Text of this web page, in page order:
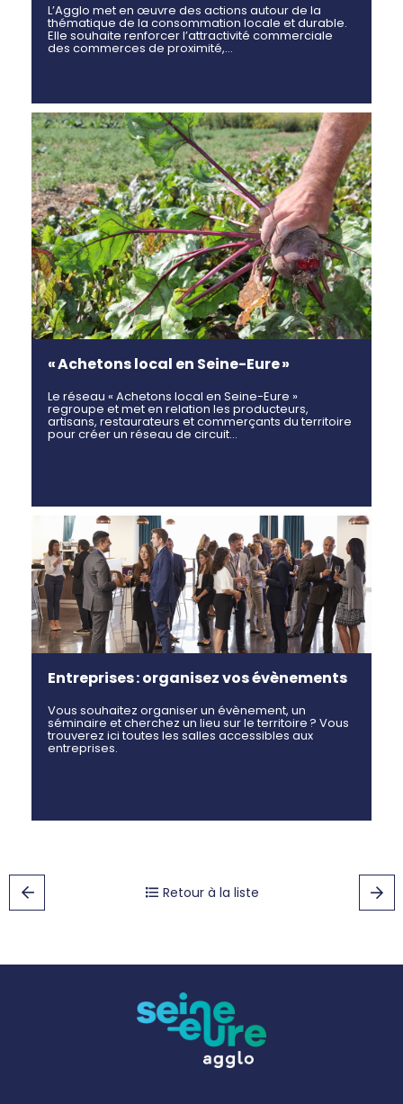
L’Agglo met en œuvre des actions autour de la
thématique de la consommation locale et durable.
Elle souhaite renforcer l’attractivité commerciale
des commerces de proximité,…
« Achetons local en Seine-Eure »
Le réseau « Achetons local en Seine-Eure »
regroupe et met en relation les producteurs,
artisans, restaurateurs et commerçants du territoire
pour créer un réseau de circuit…
Entreprises : organisez vos évènements
Vous souhaitez organiser un évènement, un
séminaire et cherchez un lieu sur le territoire ? Vous
trouverez ici toutes les salles accessibles aux
entreprises.
Retour à la liste